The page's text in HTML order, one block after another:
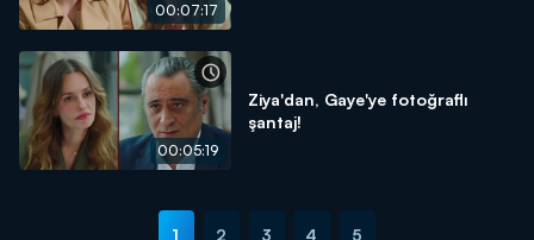
00:07:17
00:05:19
Ziya'dan, Gaye'ye fotoğraflı
şantaj!
1 2 3 4 5